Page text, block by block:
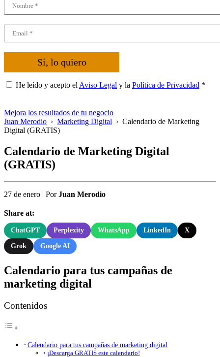
Sí, lo quiero
He leído y acepto el Aviso Legal y la Política de Privacidad *
Mejora los resultados de tu negocio
Juan Merodio › Marketing Digital › Calendario de Marketing
Digital (GRATIS)
Calendario de Marketing Digital
(GRATIS)
27 de enero | PorJuan Merodio
Share at:
ChatGPT Perplexity WhatsApp LinkedIn X
Grok Google AI
Calendario para tus campañas de
marketing digital
Contenidos
Calendario para tus campañas de marketing digital
¡Descarga GRATIS este calendario!